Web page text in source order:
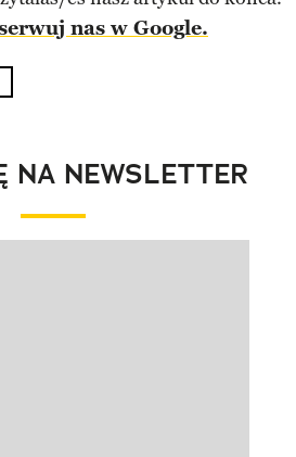
nas w Google.
NA NEWSLETTER